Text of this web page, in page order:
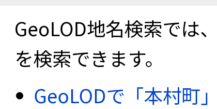
GeoLOD地名検索では
を検索できます。
GeoLODで「本村町